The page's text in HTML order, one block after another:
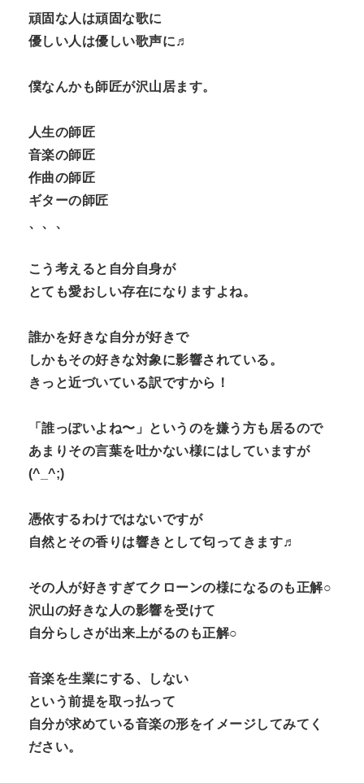
頑固な人は頑固な歌に
優しい人は優しい歌声に♬
僕なんかも師匠が沢山居ます。
人生の師匠
音楽の師匠
作曲の師匠
ギターの師匠
、、、
こう考えると自分自身が
とても愛おしい存在になりますよね。
誰かを好きな自分が好きで
しかもその好きな対象に影響されている。
きっと近づいている訳ですから！
「誰っぽいよね〜」というのを嫌う方も居るので
あまりその言葉を吐かない様にはしていますが
(^_^;)
憑依するわけではないですが
自然とその香りは響きとして匂ってきます♬
その人が好きすぎてクローンの様になるのも正解○
沢山の好きな人の影響を受けて
自分らしさが出来上がるのも正解○
音楽を生業にする、しない
という前提を取っ払って
自分が求めている音楽の形をイメージしてみてく
ださい。